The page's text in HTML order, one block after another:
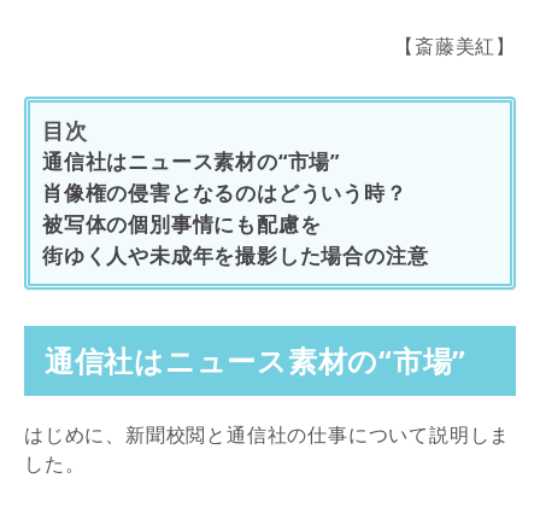
【斎藤美紅】
目次
通信社はニュース素材の“市場”
肖像権の侵害となるのはどういう時？
被写体の個別事情にも配慮を
街ゆく人や未成年を撮影した場合の注意
通信社はニュース素材の“市場”
はじめに、新聞校閲と通信社の仕事について説明しま
した。